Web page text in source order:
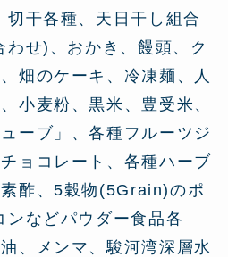
干各種、天日干し組合
わせ)、おかき、饅頭、ク
畑のケーキ、冷凍麺、人
小麦粉、黒米、豊受米、
ーブ」、各種フルーツジ
ョコレート、各種ハーブ
酢、5穀物(5Grain)のポ
ンなどパウダー食品各
、メンマ、駿河湾深層水